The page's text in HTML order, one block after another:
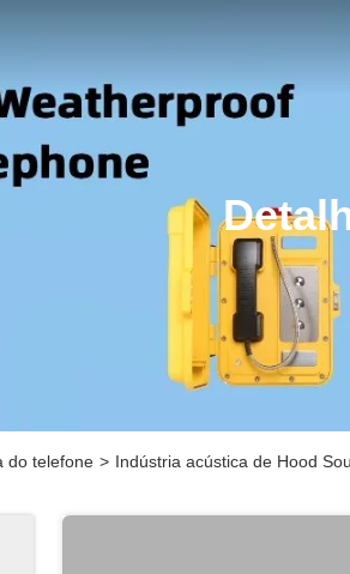
do telefone > Indústria acústica de Hood